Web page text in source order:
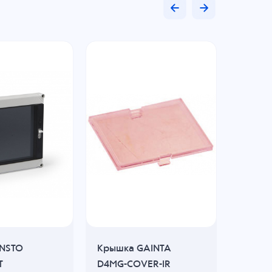
Крышка GAINTA
D4MG-COVER-IR